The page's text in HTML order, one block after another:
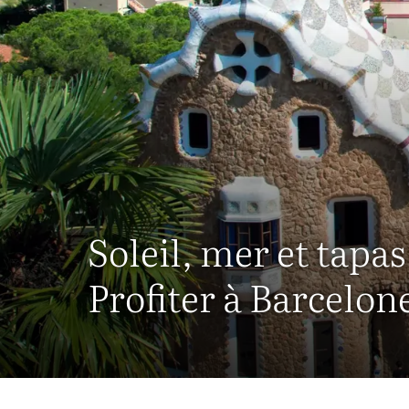
Soleil, mer et tapas
Profiter à